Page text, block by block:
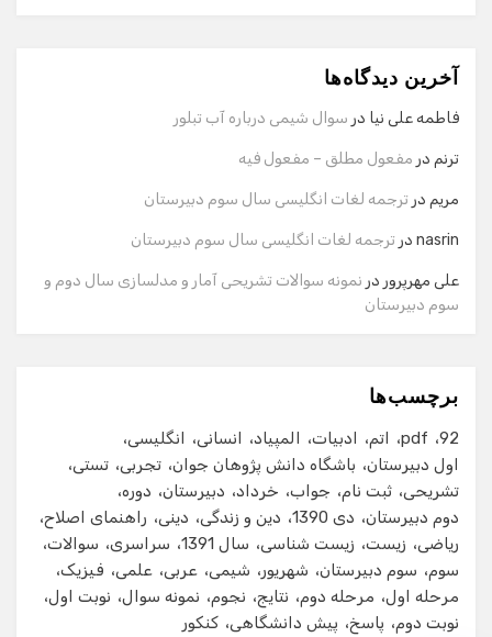
آخرین دیدگاه‌ها
فاطمه علی نیا در سوال شیمی درباره آب تبلور
ترنم در مفعول مطلق – مفعول فیه
مریم در ترجمه لغات انگلیسی سال سوم دبیرستان
nasrin در ترجمه لغات انگلیسی سال سوم دبیرستان
علی مهرپرور در نمونه سوالات تشریحی آمار و مدلسازی سال دوم و
سوم دبیرستان
برچسب‌ها
92
pdf اتم ادبیات المپیاد انسانی
انگلیسی
اول دبیرستان
باشگاه دانش پژوهان جوان تجربی تستی
تشریحی ثبت نام جواب خرداد دبیرستان
دوره
دوم دبیرستان
دی 1390 دین و زندگی دینی
راهنمای اصلاح
ریاضی
زیست زیست شناسی سال 1391 سراسری
سوالات
سوم
سوم دبیرستان شهریور شیمی عربی علمی
فیزیک
مرحله اول
مرحله دوم نتایج نجوم نمونه سوال
نوبت اول
نوبت دوم
پاسخ پیش دانشگاهی کنکور
سلام! برای شروع گفت‌وگو لطفاً شماره تماس یا ایمیل خود را
وارد کنید.
ایمیل